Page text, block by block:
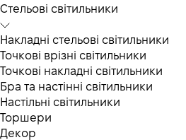
Cтельові світильники
Накладні стельові світильники
Точкові врізні світильники
Точкові накладні світильники
Бра та настінні світильники
Настільні світильники
Торшери
Декор